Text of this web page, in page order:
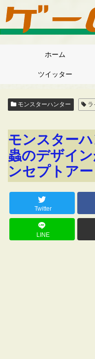
ホーム
ツイッター
モンスターハンター ラ
モンスター
蟲のデザイ
ンセプトアー
Twitter
LINE